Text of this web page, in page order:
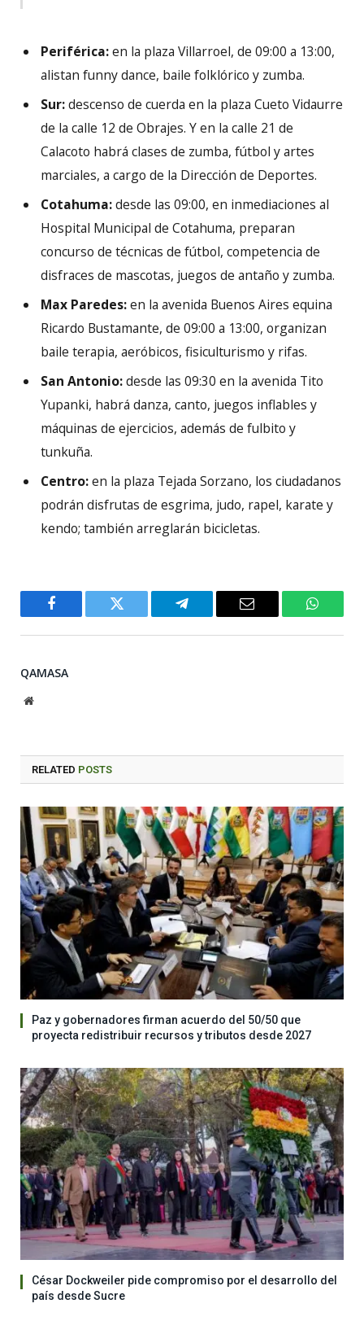
Periférica:en la plaza Villarroel, de 09:00 a 13:00,
alistan funny dance, baile folklórico y zumba.
Sur:descenso de cuerda en la plaza Cueto Vidaurre
de la calle 12 de Obrajes. Y en la calle 21 de
Calacoto habrá clases de zumba, fútbol y artes
marciales, a cargo de la Dirección de Deportes.
Cotahuma:desde las 09:00, en inmediaciones al
Hospital Municipal de Cotahuma, preparan
concurso de técnicas de fútbol, competencia de
disfraces de mascotas, juegos de antaño y zumba.
Max Paredes:en la avenida Buenos Aires equina
Ricardo Bustamante, de 09:00 a 13:00, organizan
baile terapia, aeróbicos, fisiculturismo y rifas.
San Antonio:desde las 09:30 en la avenida Tito
Yupanki, habrá danza, canto, juegos inflables y
máquinas de ejercicios, además de fulbito y
tunkuña.
Centro:en la plaza Tejada Sorzano, los ciudadanos
podrán disfrutas de esgrima, judo, rapel, karate y
kendo; también arreglarán bicicletas.
Facebook Twitter Telegram Email
QAMASA
Website
RELATED POSTS
Paz y gobernadores firman acuerdo del 50/50 que
proyecta redistribuir recursos y tributos desde 2027
César Dockweiler pide compromiso por el desarrollo del
país desde Sucre